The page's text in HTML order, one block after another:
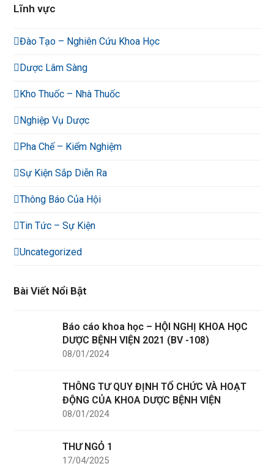
Lĩnh vực
Đào Tạo – Nghiên Cứu Khoa Học
Dược Lâm Sàng
Kho Thuốc – Nhà Thuốc
Nghiệp Vụ Dược
Pha Chế – Kiểm Nghiệm
Sự Kiện Sắp Diễn Ra
Thông Báo Của Hội
Tin Tức – Sự Kiện
Uncategorized
Bài Viết Nổi Bật
Báo cáo khoa học – HỘI NGHỊ KHOA HỌC
DƯỢC BỆNH VIỆN 2021 (BV -108)
08/01/2024
THÔNG TƯ QUY ĐỊNH TỔ CHỨC VÀ HOẠT
ĐỘNG CỦA KHOA DƯỢC BỆNH VIỆN
08/01/2024
THƯ NGỎ 1
17/04/2025